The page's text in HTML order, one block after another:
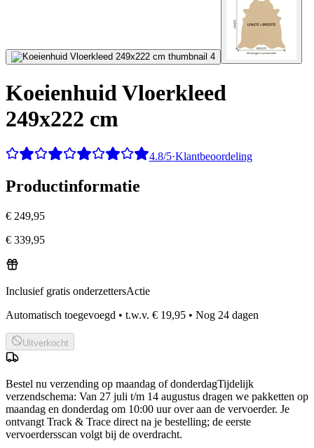
Koeienhuid Vloerkleed
249x222 cm
4.8/5·Klantbeoordeling
Productinformatie
€ 249,95
€ 339,95
Inclusief gratis onderzettersActie
Automatisch toegevoegd • t.w.v. € 19,95 • Nog 24 dagen
Uitverkocht
Bestel nu verzending op maandag of donderdagTijdelijk
verzendschema: Van 27 juli t/m 14 augustus dragen we pakketten op
maandag en donderdag om 10:00 uur over aan de vervoerder. Je
ontvangt Track & Trace direct na je bestelling; de eerste
vervoerdersscan volgt bij de overdracht.